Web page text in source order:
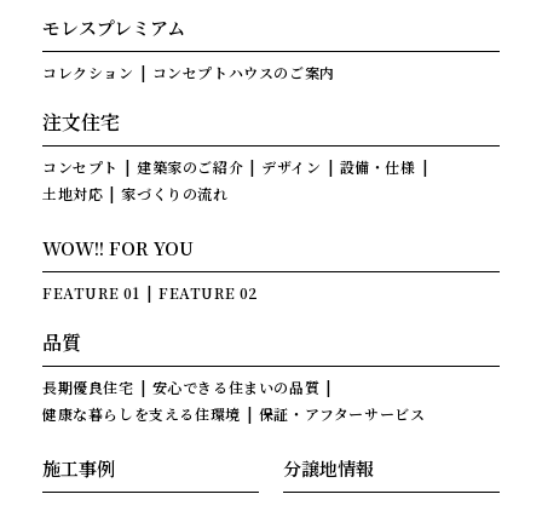
モレスプレミアム
コレクション コンセプトハウスのご案内
注文住宅
コンセプト 建築家のご紹介 デザイン
設備・仕様
土地対応
家づくりの流れ
WOW!! FOR YOU
FEATURE 01 FEATURE 02
品質
長期優良住宅
安心できる住まいの品質
健康な暮らしを支える住環境
保証・アフターサービス
施工事例 分譲地情報